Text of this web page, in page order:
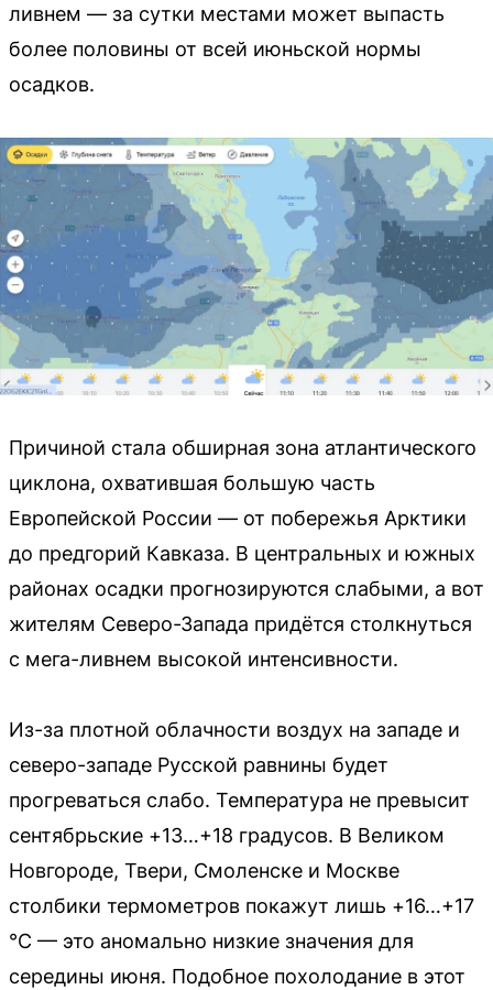
ливнем — за сутки местами может выпасть
более половины от всей июньской нормы
осадков.
Причиной стала обширная зона атлантического
циклона, охватившая большую часть
Европейской России — от побережья Арктики
до предгорий Кавказа. В центральных и южных
районах осадки прогнозируются слабыми, а вот
жителям Северо-Запада придётся столкнуться
с мега-ливнем высокой интенсивности.
Из-за плотной облачности воздух на западе и
северо-западе Русской равнины будет
прогреваться слабо. Температура не превысит
сентябрьские +13…+18 градусов. В Великом
Новгороде, Твери, Смоленске и Москве
столбики термометров покажут лишь +16…+17
°C — это аномально низкие значения для
середины июня. Подобное похолодание в этот